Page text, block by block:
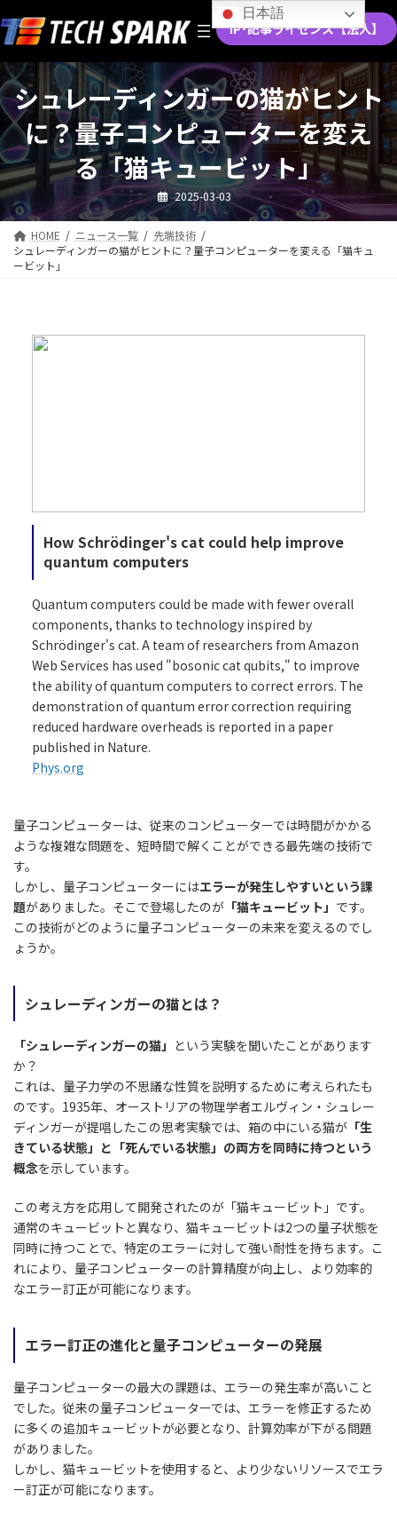
ン
テ
ン
ツ
へ
ス
キ
ッ
プ
ビ
ゲ
ー
シ
ョ
ン
に
移
動
IP･記事ライセンス【法人】
シュレーディンガーの猫がヒント
に？量子コンピューターを変え
る「猫キュービット」
2025-03-03
HOME ニュース一覧
先端技術
シュレーディンガーの猫がヒントに？量子コンピューターを変える「猫キュ
ービット」
How Schrödinger's cat could help improve
quantum computers
Quantum computers could be made with fewer overall
components, thanks to technology inspired by
Schrödinger's cat. A team of researchers from Amazon
Web Services has used "bosonic cat qubits," to improve
the ability of quantum computers to correct errors. The
demonstration of quantum error correction requiring
reduced hardware overheads is reported in a paper
published in Nature.
Phys.org
量子コンピューターは、従来のコンピューターでは時間がかかる
ような複雑な問題を、短時間で解くことができる最先端の技術で
す。
しかし、量子コンピューターにはエラーが発生しやすいという課
題がありました。そこで登場したのが 「猫キュービット」 です。
この技術がどのように量子コンピューターの未来を変えるのでし
ょうか。
シュレーディンガーの猫とは？
「シュレーディンガーの猫」 という実験を聞いたことがあります
か？
これは、量子力学の不思議な性質を説明するために考えられたも
のです。1935年、オーストリアの物理学者エルヴィン・シュレー
ディンガーが提唱したこの思考実験では、箱の中にいる猫が 「生
きている状態」と「死んでいる状態」の両方を同時に持つという
概念を示しています。
この考え方を応用して開発されたのが「猫キュービット」です。
通常のキュービットと異なり、猫キュービットは2つの量子状態を
同時に持つことで、特定のエラーに対して強い耐性を持ちます。こ
れにより、量子コンピューターの計算精度が向上し、より効率的
なエラー訂正が可能になります。
エラー訂正の進化と量子コンピューターの発展
量子コンピューターの最大の課題は、エラーの発生率が高いこと
でした。従来の量子コンピューターでは、エラーを修正するため
に多くの追加キュービットが必要となり、計算効率が下がる問題
がありました。
しかし、猫キュービットを使用すると、より少ないリソースでエラ
ー訂正が可能になります。
日本語